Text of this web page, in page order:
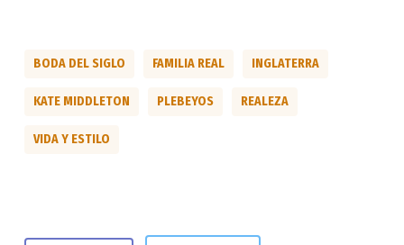
BODA DEL SIGLO FAMILIA REAL INGLATERRA
KATE MIDDLETON PLEBEYOS REALEZA
VIDA Y ESTILO